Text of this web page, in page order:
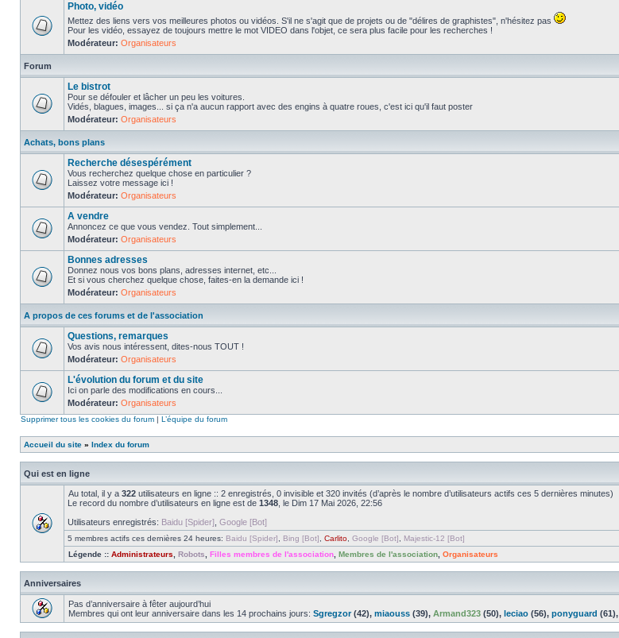
Photo, vidéo
Mettez des liens vers vos meilleures photos ou vidéos. S'il ne s'agit que de projets ou de "délires de graphistes", n'hésitez pas
Pour les vidéo, essayez de toujours mettre le mot VIDEO dans l'objet, ce sera plus facile pour les recherches !
Modérateur: Organisateurs
Forum
Le bistrot
Pour se défouler et lâcher un peu les voitures.
Vidés, blagues, images... si ça n'a aucun rapport avec des engins à quatre roues, c'est ici qu'il faut poster
Modérateur: Organisateurs
Achats, bons plans
Recherche désespérément
Vous recherchez quelque chose en particulier ?
Laissez votre message ici !
Modérateur: Organisateurs
A vendre
Annoncez ce que vous vendez. Tout simplement...
Modérateur: Organisateurs
Bonnes adresses
Donnez nous vos bons plans, adresses internet, etc...
Et si vous cherchez quelque chose, faites-en la demande ici !
Modérateur: Organisateurs
A propos de ces forums et de l'association
Questions, remarques
Vos avis nous intéressent, dites-nous TOUT !
Modérateur: Organisateurs
L'évolution du forum et du site
Ici on parle des modifications en cours...
Modérateur: Organisateurs
Supprimer tous les cookies du forum | L’équipe du forum
Accueil du site » Index du forum
Qui est en ligne
Au total, il y a 322 utilisateurs en ligne :: 2 enregistrés, 0 invisible et 320 invités (d’après le nombre d’utilisateurs actifs ces 5 dernières minutes)
Le record du nombre d’utilisateurs en ligne est de 1348 , le Dim 17 Mai 2026, 22:56
Utilisateurs enregistrés: Baidu [Spider] Google [Bot]
5 membres actifs ces dernières 24 heures: Baidu [Spider] Bing [Bot] Carlito Google [Bot]
Majestic-12 [Bot]
Légende :: Administrateurs Robots Filles membres de l'association Membres de l'association Organisateurs
Anniversaires
Pas d’anniversaire à fêter aujourd’hui
Membres qui ont leur anniversaire dans les 14 prochains jours: Sgregzor(42), miaouss (39), Armand323 (50), leciao (56), ponyguard (61),